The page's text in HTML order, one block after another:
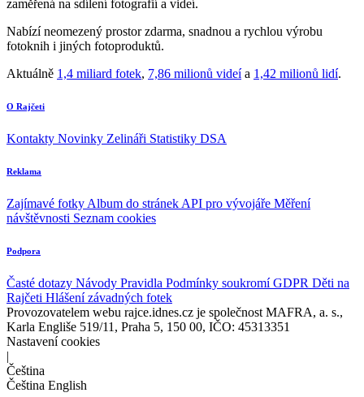
zaměřená na sdílení fotografií a videí.
Nabízí neomezený prostor zdarma, snadnou a rychlou výrobu
fotoknih i jiných fotoproduktů.
Aktuálně 1,4 miliard fotek, 7,86 milionů videía 1,42 milionů lidí.
O Rajčeti
Kontakty Novinky Zelináři Statistiky DSA
Reklama
Zajímavé fotky Album do stránek API pro vývojáře Měření
návštěvnosti Seznam cookies
Podpora
Časté dotazy Návody Pravidla Podmínky soukromíGDPR Děti na
Rajčeti Hlášení závadných fotek
Provozovatelem webu rajce.idnes.cz je společnost MAFRA, a. s.,
Karla Engliše 519/11, Praha 5, 150 00, IČO: 45313351
Nastavení cookies
|
Čeština
Čeština English